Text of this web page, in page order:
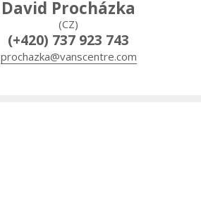
David Procházka
(CZ)
(+420) 737 923 743
prochazka@vanscentre.com